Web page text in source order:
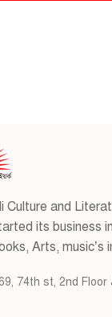
Culture and
its business
Arts, music’s
74th st, 2nd